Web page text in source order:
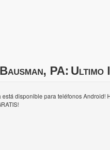
Bausman, PA: Ultimo
está disponible para teléfonos Android!